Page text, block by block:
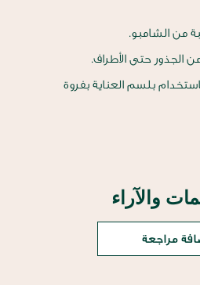
من الشامبو.
الجذور حتى الأطراف.
بلسم العناية بفروة
مراجعة